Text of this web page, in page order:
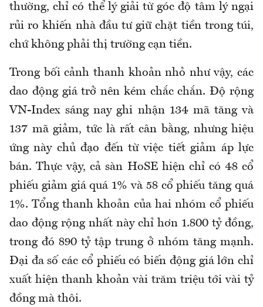
thường, chỉ có thể lý giải từ góc độ tâm lý ngại
rủi ro khiến nhà đầu tư giữ chặt tiền trong túi,
chứ không phải thị trường cạn tiền.
Trong bối cảnh thanh khoản nhỏ như vậy, các
dao động giá trở nên kém chắc chắn. Độ rộng
VN-Index sáng nay ghi nhận 134 mã tăng và
137 mã giảm, tức là rất cân bằng, nhưng hiệu
ứng này chủ đạo đến từ việc tiết giảm áp lực
bán. Thực vậy, cả sàn HoSE hiện chỉ có 48 cổ
phiếu giảm giá quá 1% và 58 cổ phiếu tăng quá
1%. Tổng thanh khoản của hai nhóm cổ phiếu
dao động rộng nhất này chỉ hơn 1.800 tỷ đồng,
trong đó 890 tỷ tập trung ở nhóm tăng mạnh.
Đại đa số các cổ phiếu có biến động giá lớn chỉ
xuất hiện thanh khoản vài trăm triệu tới vài tỷ
đồng mà thôi.